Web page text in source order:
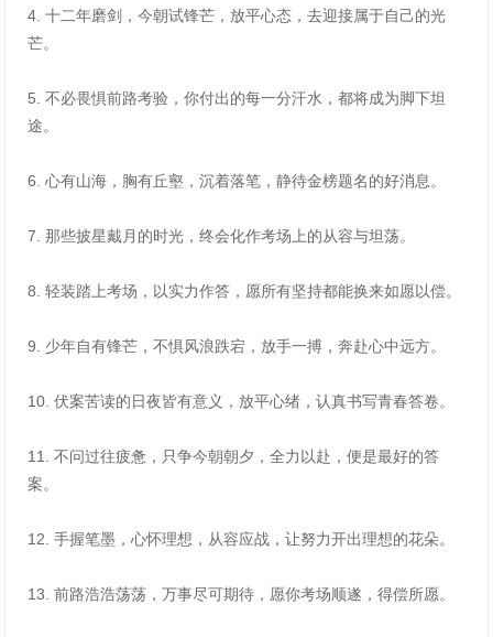
4. 十二年磨剑，今朝试锋芒，放平心态，去迎接属于自己的光
芒。
5. 不必畏惧前路考验，你付出的每一分汗水，都将成为脚下坦
途。
6. 心有山海，胸有丘壑，沉着落笔，静待金榜题名的好消息。
7. 那些披星戴月的时光，终会化作考场上的从容与坦荡。
8. 轻装踏上考场，以实力作答，愿所有坚持都能换来如愿以偿。
9. 少年自有锋芒，不惧风浪跌宕，放手一搏，奔赴心中远方。
10. 伏案苦读的日夜皆有意义，放平心绪，认真书写青春答卷。
11. 不问过往疲惫，只争今朝朝夕，全力以赴，便是最好的答
案。
12. 手握笔墨，心怀理想，从容应战，让努力开出理想的花朵。
13. 前路浩浩荡荡，万事尽可期待，愿你考场顺遂，得偿所愿。